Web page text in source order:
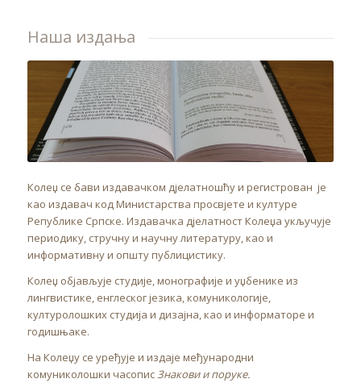
Наша издања
Колеџ се бави издавачком дјелатношћу и регистрован је
као издавач код Министарства просвјете и културе
Републике Српске. Издавачка дјелатност Колеџа укључује
периодику, стручну и научну литературу, као и
информативну и општу публицистику.
Колеџ објављује студије, монографије и уџбенике из
лингвистике, енглеског језика, комуникологије,
културолошких студија и дизајна, као и информаторе и
годишњаке.
На Колеџу се уређује и издаје међународни
комуниколошки часописЗнакови и поруке.